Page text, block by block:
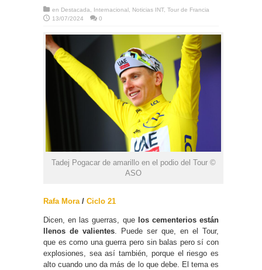
en Destacada Internacional Noticias INT, Tour de Francia
13/07/2024
0
Tadej Pogacar de amarillo en el podio del Tour ©
ASO
Rafa Mora / Ciclo 21
Dicen, en las guerras, que los cementerios están
llenos de valientes . Puede ser que, en el Tour,
que es como una guerra pero sin balas pero sí con
explosiones, sea así también, porque el riesgo es
alto cuando uno da más de lo que debe. El tema es